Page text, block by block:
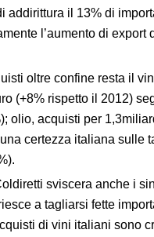
addirittura il 13% di
l’aumento di
oltre confine resta il
(+8% rispetto il 2012)
olio, acquisti per
certezza italiana sulle
sviscera anche i
a tagliarsi fette
di vini italiani sono